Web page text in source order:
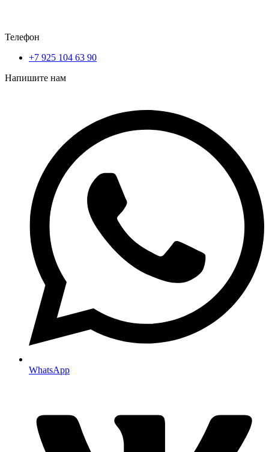
Телефон
+7 925 104 63 90
Напишите нам
WhatsApp